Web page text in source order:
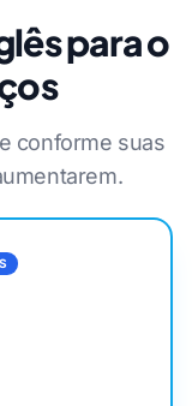
para o
conforme suas